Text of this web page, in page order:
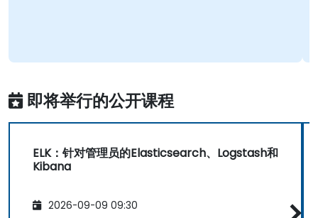
即将举行的公开课程
ELK：针对管理员的Elasticsearch、Logstash和
Kibana
2026-09-09 09:30